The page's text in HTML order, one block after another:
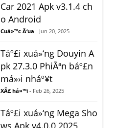
Car 2021 Apk v3.1.4 ch
o Android
Cuá»™c Ä‘ua - Jun 20, 2025
Táº£i xuá»‘ng Douyin A
pk 27.3.0 PhiÃªn báº£n
má»›i nháº¥t
XÃ£ há»™i - Feb 26, 2025
Táº£i xuá»‘ng Mega Sho
ws Apk v4.0.0 2025